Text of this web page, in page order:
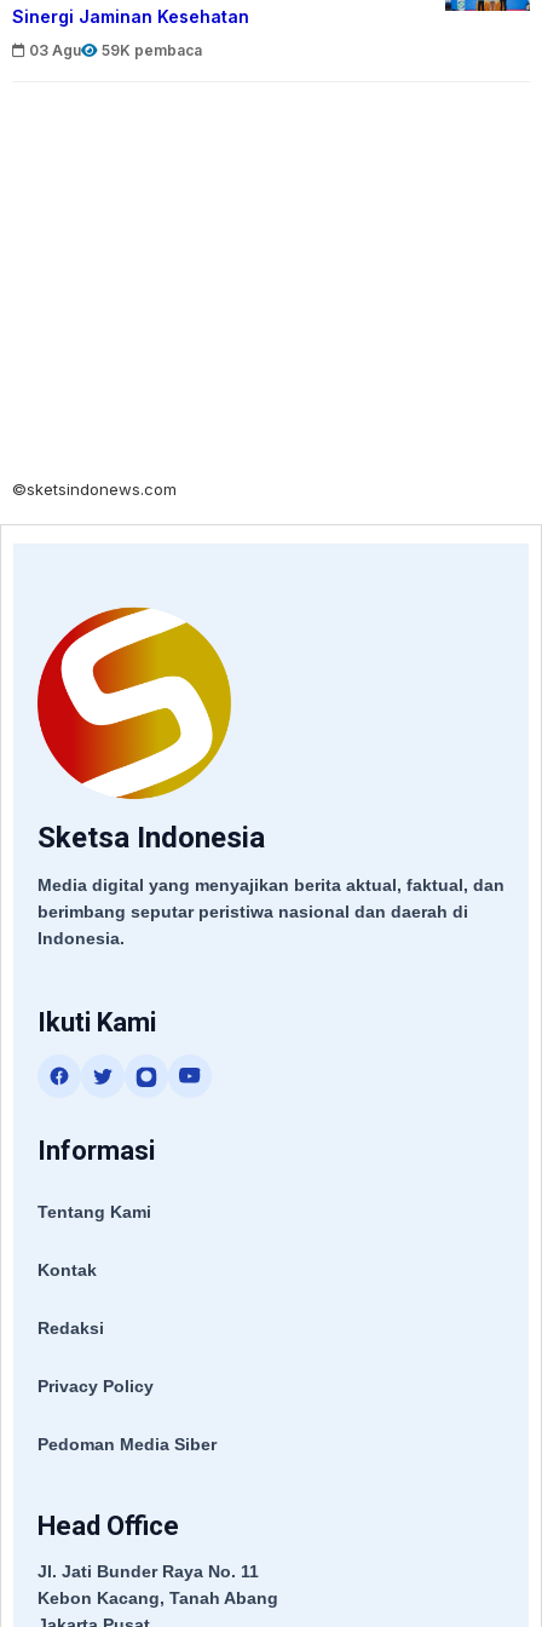
Sinergi Jaminan Kesehatan
03 Agu 59K pembaca
©sketsindonews.com
Sketsa Indonesia
Media digital yang menyajikan berita aktual, faktual, dan
berimbang seputar peristiwa nasional dan daerah di
Indonesia.
Ikuti Kami
Informasi
Tentang Kami
Kontak
Redaksi
Privacy Policy
Pedoman Media Siber
Head Office
Jl. Jati Bunder Raya No. 11
Kebon Kacang, Tanah Abang